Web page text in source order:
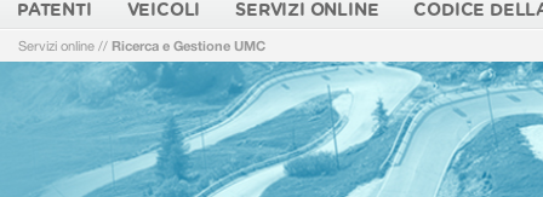
PATENTI VEICOLI SERVIZI ONLINE CODICE
Servizi online // Ricerca e Gestione UMC